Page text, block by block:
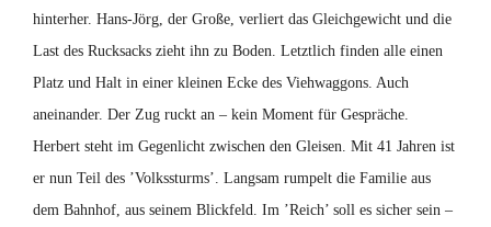
hinterher. Hans-Jörg, der Große, verliert das Gleichgewicht und die
Last des Rucksacks zieht ihn zu Boden. Letztlich finden alle einen
Platz und Halt in einer kleinen Ecke des Viehwaggons. Auch
aneinander. Der Zug ruckt an – kein Moment für Gespräche.
Herbert steht im Gegenlicht zwischen den Gleisen. Mit 41 Jahren ist
er nun Teil des ’Volkssturms’. Langsam rumpelt die Familie aus
dem Bahnhof, aus seinem Blickfeld. Im ’Reich’ soll es sicher sein –